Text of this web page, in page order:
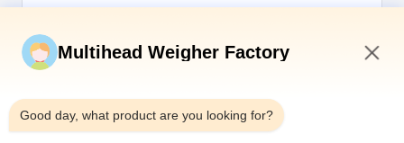
Multihead Weigher Factory
Good day, what product are you looking for?